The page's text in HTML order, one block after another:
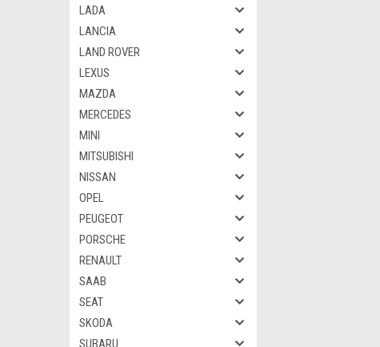
LADA
LANCIA
LAND ROVER
LEXUS
MAZDA
MERCEDES
MINI
MITSUBISHI
NISSAN
OPEL
PEUGEOT
PORSCHE
RENAULT
SAAB
SEAT
SKODA
SUBARU